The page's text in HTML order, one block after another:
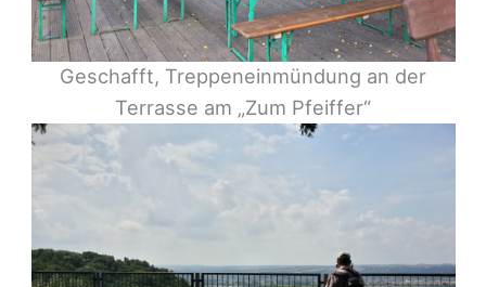
Geschafft, Treppeneinmündung an der
Terrasse am „Zum Pfeiffer“